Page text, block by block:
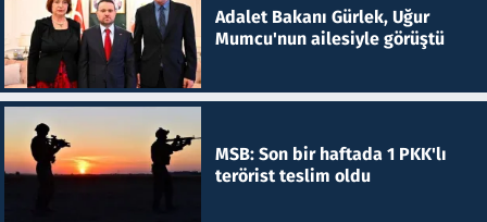
Adalet Bakanı Gürlek, Uğur
Mumcu'nun ailesiyle görüştü
MSB: Son bir haftada 1 PKK'lı
terörist teslim oldu